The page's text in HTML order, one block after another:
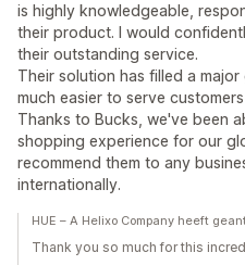
is highly knowledgeable,
their product. I would
their outstanding service.
Their solution has filled a
much easier to serve
Thanks to Bucks, we've been
shopping experience for our
recommend them to any
internationally.
HUE – A Helixo Company heeft
Thank you so much for this